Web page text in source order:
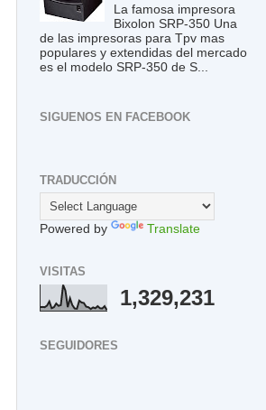
La famosa impresora
Bixolon SRP-350 Una
de las impresoras para Tpv mas
populares y extendidas del mercado
es el modelo SRP-350 de S...
SIGUENOS EN FACEBOOK
TRADUCCIÓN
Powered by Translate
VISITAS
1,329,231
SEGUIDORES